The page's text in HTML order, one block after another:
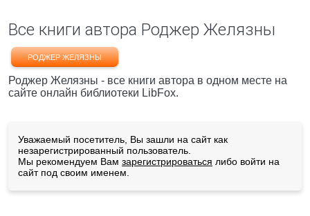
Все книги автора Роджер Желязны
РОДЖЕР ЖЕЛЯЗНЫ
Роджер Желязны - все книги автора в одном месте на
сайте онлайн библиотеки LibFox.
Уважаемый посетитель, Вы зашли на сайт как
незарегистрированный пользователь.
Мы рекомендуем Вам зарегистрироваться либо войти на
сайт под своим именем.